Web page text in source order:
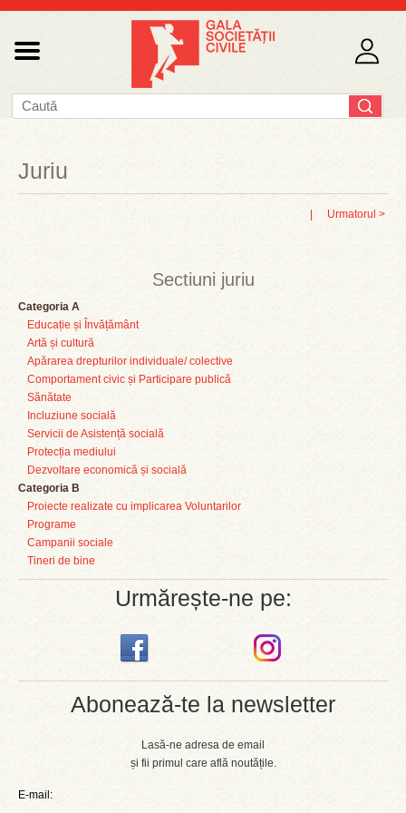
Sectiuni juriu
Categoria A
Educație și Învățământ
Artă și cultură
Apărarea drepturilor individuale/ colective
Comportament civic și Participare publică
Sănătate
Incluziune socială
Servicii de Asistență socială
Protecția mediului
Dezvoltare economică și socială
Categoria B
Proiecte realizate cu implicarea Voluntarilor
Programe
Campanii sociale
Tineri de bine
Urmărește-ne pe:
Abonează-te la newsletter
Lasă-ne adresa de email
și fii primul care află noutățile.
E-mail:
Juriu
Urmatorul >